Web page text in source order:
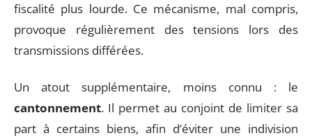
fiscalité plus lourde. Ce mécanisme, mal compris,
provoque régulièrement des tensions lors des
transmissions différées.
Un atout supplémentaire, moins connu : le
cantonnement. Il permet au conjoint de limiter sa
part à certains biens, afin d’éviter une indivision